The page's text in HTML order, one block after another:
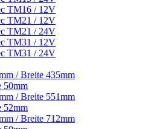
TM16 / 12V
TM21 / 12V
TM21 / 24V
TM31 / 12V
TM31 / 24V
/ Breite 435mm
50mm
/ Breite 551mm
52mm
/ Breite 712mm